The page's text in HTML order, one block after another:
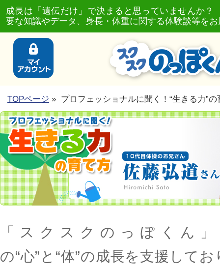
成長は「遺伝だけ」で決まると思っていませんか
要な知識やデータ、身長・体重に関する体験談等を
TOPページ » プロフェッショナルに聞く！“生きる力”の
「スクスクのっぽくん
の“心”と“体”の成長を支援して